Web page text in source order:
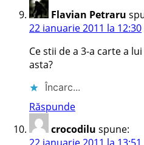
Flavian Petraru
22 ianuarie 2011 la 12:30
Ce stii de a 3-a carte a
asta?
Încarc...
Răspunde
crocodilu spune: